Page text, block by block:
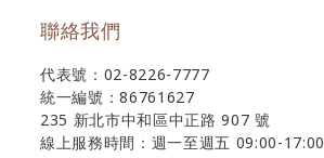
聯絡我們
代表號：02-8226-7777
統一編號：86761627
235 新北市中和區中正路 907 號
線上服務時間：週一至週五 09:00-17:00